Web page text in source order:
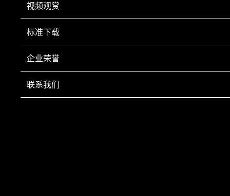
视频观赏
标准下载
企业荣誉
联系我们
20001023号-1 营业执照
电话：0412-8252920 0412-8252930 传真：0412-8246602 手机：13050084
3651089